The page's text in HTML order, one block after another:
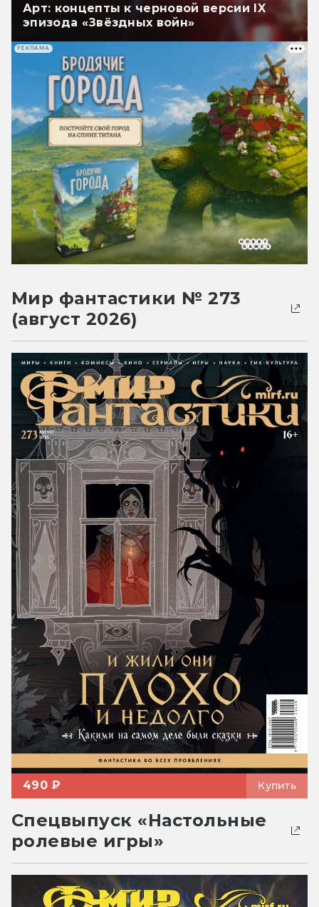
Арт: концепты к черновой версии IX
эпизода «Звёздных войн»
РЕКЛАМА
Мир фантастики № 273
(август 2026)
490 ₽ Купить
Спецвыпуск «Настольные
ролевые игры»